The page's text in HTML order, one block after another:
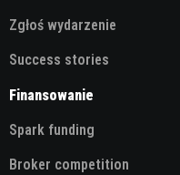
Zgłoś wydarzenie
Success stories
Finansowanie
Spark funding
Broker competition